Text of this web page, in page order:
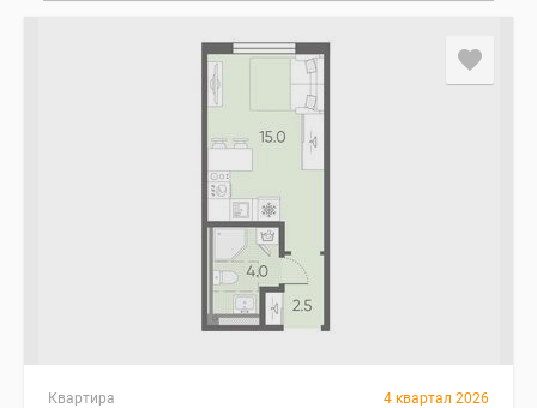
Квартира 4 квартал 2026